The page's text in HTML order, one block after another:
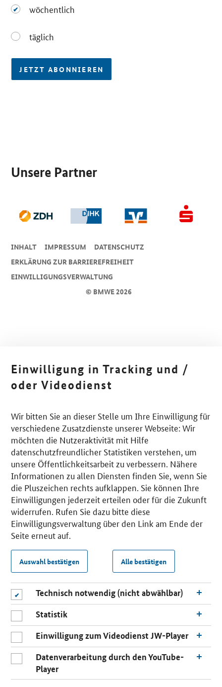
wöchentlich
wöchentlich
täglich
täglich
JETZT ABONNIEREN
Unsere Partner
© BMWE 2026
INHALT IMPRESSUM
DA­TEN­SCHUTZ
ERKLÄRUNG ZUR BARRIEREFREIHEIT
EINWILLIGUNGSVERWALTUNG
Einwilligung in Tracking und /
oder Videodienst
Wir bitten Sie an dieser Stelle um Ihre Einwilligung für
verschiedene Zusatzdienste unserer Webseite: Wir
möchten die Nutzeraktivität mit Hilfe
datenschutzfreundlicher Statistiken verstehen, um
unsere Öffentlichkeitsarbeit zu verbessern. Nähere
Informationen zu allen Diensten finden Sie, wenn Sie
die Pluszeichen rechts aufklappen. Sie können Ihre
Einwilligungen jederzeit erteilen oder für die Zukunft
widerrufen. Rufen Sie dazu bitte diese
Einwilligungsverwaltung über den Link am Ende der
Seite erneut auf.
Auswahl bestätigen Alle bestätigen
Technisch notwendig (nicht abwählbar)
Statistik
Einwilligung zum Videodienst JW-Player
Datenverarbeitung durch den YouTube-
Player